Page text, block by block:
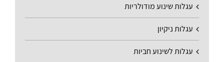
עגלות שינוע מודולריות
עגלות ניקיון
עגלות לשינוע חביות